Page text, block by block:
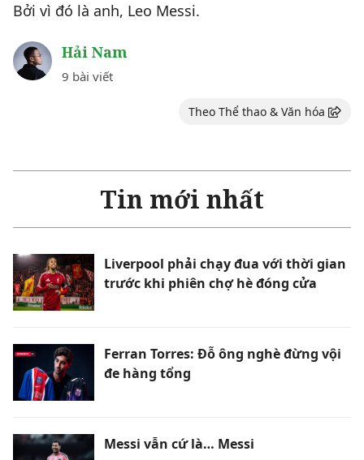
Bởi vì đó là anh, Leo Messi.
Hải Nam
9 bài viết
Theo Thể thao & Văn hóa
Tin mới nhất
Liverpool phải chạy đua với thời gian
trước khi phiên chợ hè đóng cửa
Ferran Torres: Đỗ ông nghè đừng vội
đe hàng tổng
Messi vẫn cứ là… Messi